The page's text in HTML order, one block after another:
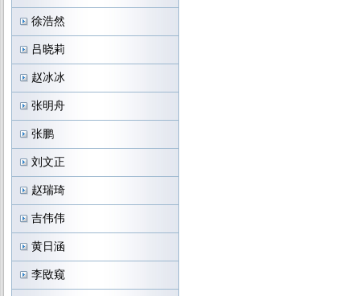
徐浩然
吕晓莉
赵冰冰
张明舟
张鹏
刘文正
赵瑞琦
吉伟伟
黄日涵
李敃窥